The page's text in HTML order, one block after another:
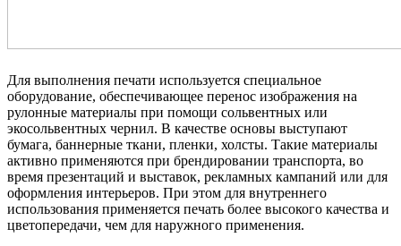
Для выполнения печати используется специальное
оборудование, обеспечивающее перенос изображения на
рулонные материалы при помощи сольвентных или
экосольвентных чернил. В качестве основы выступают
бумага, баннерные ткани, пленки, холсты. Такие материалы
активно применяются при брендировании транспорта, во
время презентаций и выставок, рекламных кампаний или для
оформления интерьеров. При этом для внутреннего
использования применяется печать более высокого качества и
цветопередачи, чем для наружного применения.